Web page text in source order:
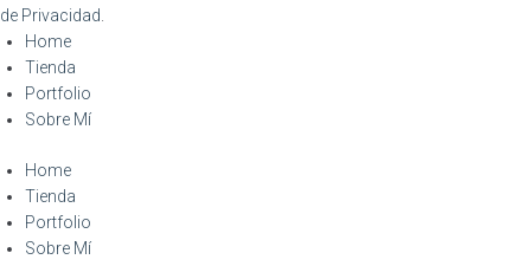
de Privacidad
Home
Tienda
Portfolio
Sobre Mí
Home
Tienda
Portfolio
Sobre Mí